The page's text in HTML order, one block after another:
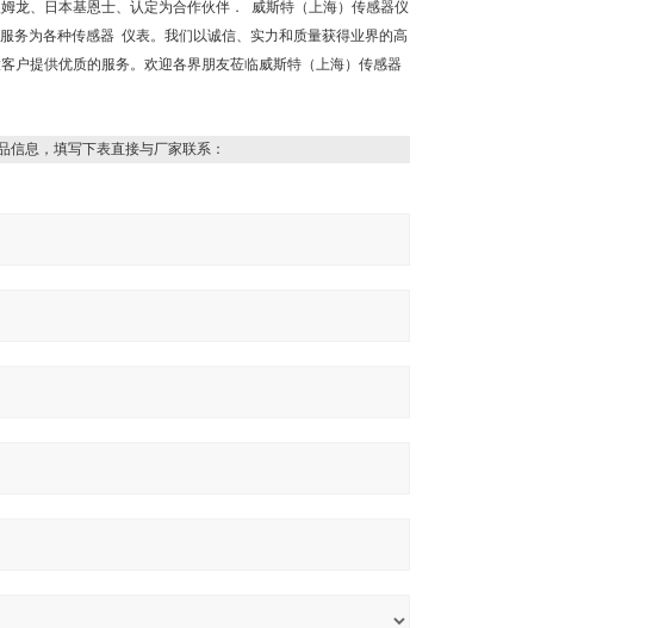
龙、日本基恩士、认定为合作伙伴． 威斯特（上海）传感器仪
务为各种传感器 仪表。我们以诚信、实力和质量获得业界的高
户提供优质的服务。欢迎各界朋友莅临威斯特（上海）传感器
信息，填写下表直接与厂家联系：